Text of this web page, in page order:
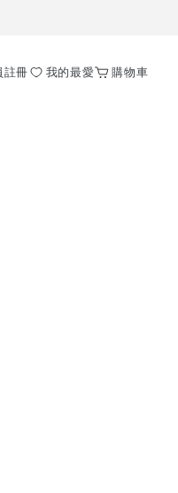
註冊 我的最愛 購物車